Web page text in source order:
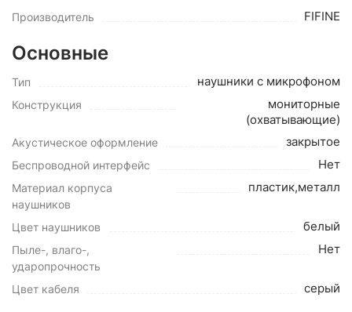
Производитель FIFINE
Основные
Тип наушники с микрофоном
Конструкция
мониторные
(охватывающие)
Акустическое оформление закрытое
Беспроводной интерфейс Нет
Материал корпуса
наушников
пластик,металл
Цвет наушников белый
Пыле-, влаго-,
ударопрочность
Нет
Цвет кабеля серый